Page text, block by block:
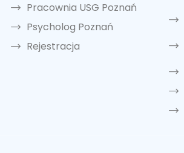
Pracownia USG Poznań
Psycholog Poznań
Rejestracja